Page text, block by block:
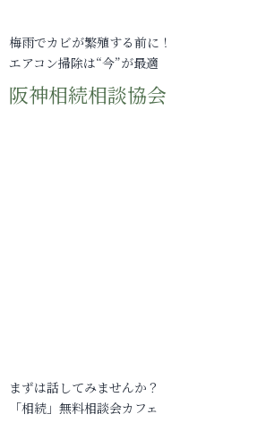
梅雨でカビが繁殖する前に！
エアコン掃除は“今”が最適
阪神相続相談協会
まずは話してみませんか？
「相続」無料相談会カフェ